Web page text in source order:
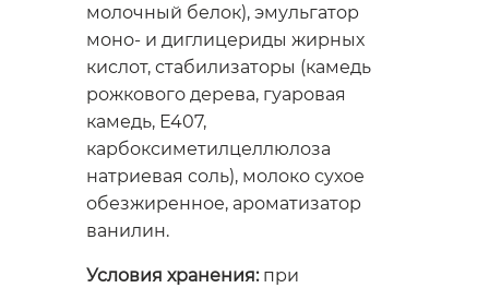
молочный белок), эмульгатор
моно- и диглицериды жирных
кислот, стабилизаторы (камедь
рожкового дерева, гуаровая
камедь, Е407,
карбоксиметилцеллюлоза
натриевая соль), молоко сухое
обезжиренное, ароматизатор
ванилин.
Условия хранения: при